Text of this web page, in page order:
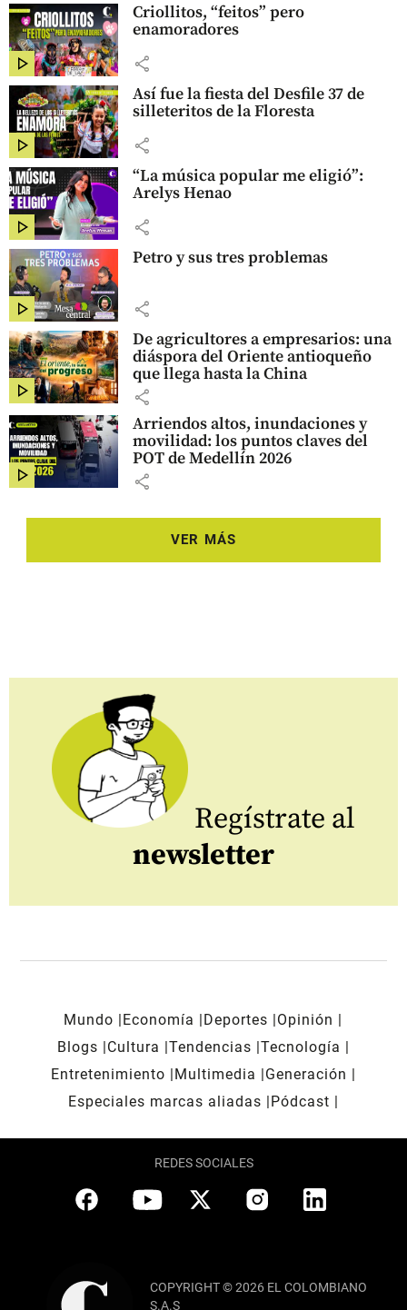
Criollitos, “feitos” pero
enamoradores
share
Así fue la fiesta del Desfile 37 de
silleteritos de la Floresta
share
“La música popular me eligió”:
Arelys Henao
share
Petro y sus tres problemas
share
De agricultores a empresarios: una
diáspora del Oriente antioqueño
que llega hasta la China
share
Arriendos altos, inundaciones y
movilidad: los puntos claves del
POT de Medellín 2026
share
VER MÁS
Regístrate al
newsletter
Mundo Economía Deportes
Opinión
Blogs
Cultura Tendencias Tecnología
Entretenimiento
Multimedia
Generación
Especiales marcas aliadas
Pódcast
REDES SOCIALES
COPYRIGHT © 2026 EL COLOMBIANO
S.A.S